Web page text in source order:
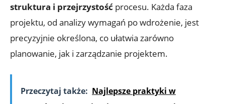
struktura i przejrzystość procesu. Każda faza
projektu, od analizy wymagań po wdrożenie, jest
precyzyjnie określona, co ułatwia zarówno
planowanie, jak i zarządzanie projektem.
Przeczytaj także: Najlepsze praktyki w